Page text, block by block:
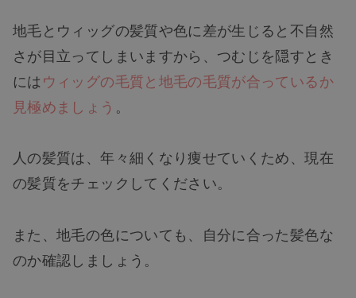
地毛とウィッグの髪質や色に差が生じると不自然
さが目立ってしまいますから、つむじを隠すとき
にはウィッグの毛質と地毛の毛質が合っているか
見極めましょう 。
人の髪質は、年々細くなり痩せていくため、現在
の髪質をチェックしてください。
また、地毛の色についても、自分に合った髪色な
のか確認しましょう。